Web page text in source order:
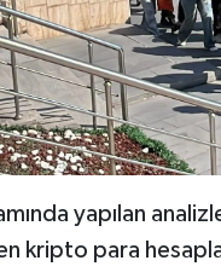
yapılan
kripto para